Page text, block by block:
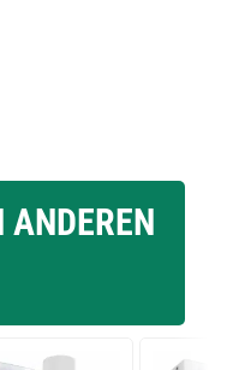
ANDEREN